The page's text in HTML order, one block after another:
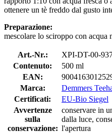
ottenere un tè freddo dal gusto
Preparazione:
mescolare lo sciroppo con acqua
Art.-Nr.:
XPI-DT-00-
Contenuto:
500 ml
EAN:
Marca:
Demmers
Certificati:
EU-Bio Siegel
Avvertenze
sulla
conservazione:
conservare in
dalla luce,
l'apertura